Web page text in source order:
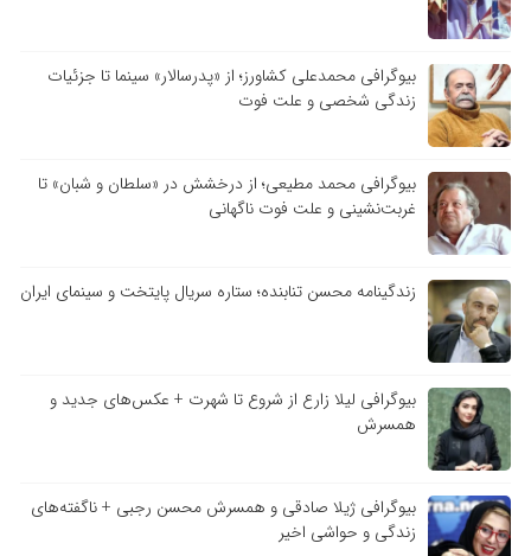
بیوگرافی محمدعلی کشاورز؛ از «پدرسالار» سینما تا جزئیات
زندگی شخصی و علت فوت
بیوگرافی محمد مطیعی؛ از درخشش در «سلطان و شبان» تا
غربت‌نشینی و علت فوت ناگهانی
زندگینامه محسن تنابنده؛ ستاره سریال پایتخت و سینمای ایران
بیوگرافی لیلا زارع از شروع تا شهرت + عکس‌های جدید و
همسرش
بیوگرافی ژیلا صادقی و همسرش محسن رجبی + ناگفته‌های
زندگی و حواشی اخیر